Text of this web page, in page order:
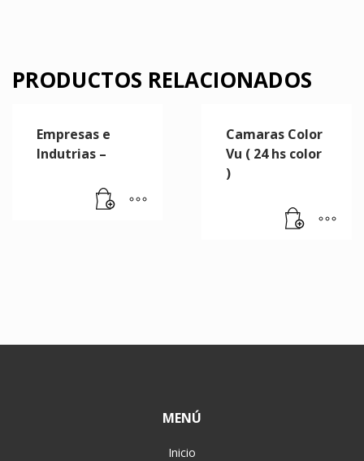
PRODUCTOS RELACIONADOS
Empresas e
Indutrias –
Camaras Color
Vu ( 24 hs color
)
MENÚ
Inicio